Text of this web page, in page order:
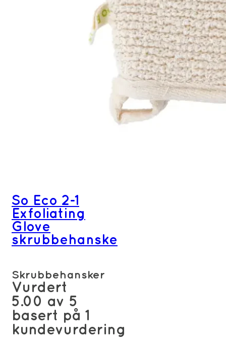
So Eco 2-1
Exfoliating
Glove
skrubbehanske
Skrubbehansker
Vurdert
5.00 av 5
basert på 1
kundevurdering